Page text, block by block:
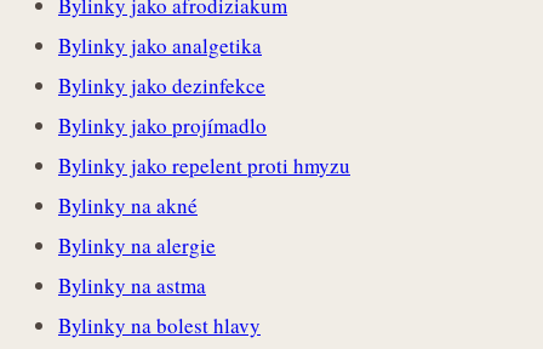
Bylinky jako analgetika
Bylinky jako dezinfekce
Bylinky jako projímadlo
Bylinky jako repelent proti hmyzu
Bylinky na akné
Bylinky na alergie
Bylinky na astma
Bylinky na bolest hlavy